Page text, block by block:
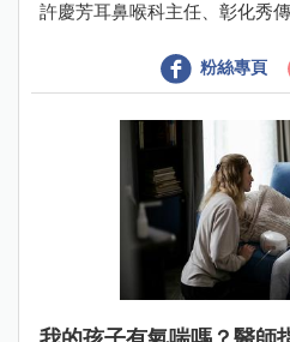
許慶芳耳鼻喉科主任、彰化秀
粉絲專頁